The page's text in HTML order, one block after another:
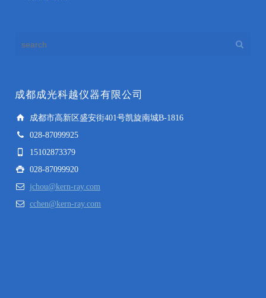
成都成光科越仪器有限公司
成都市高新区盛安街401号凯旋南城B-1816
028-87099925
15102873379
028-87099920
jchou@kern-ray.com
cchen@kern-ray.com